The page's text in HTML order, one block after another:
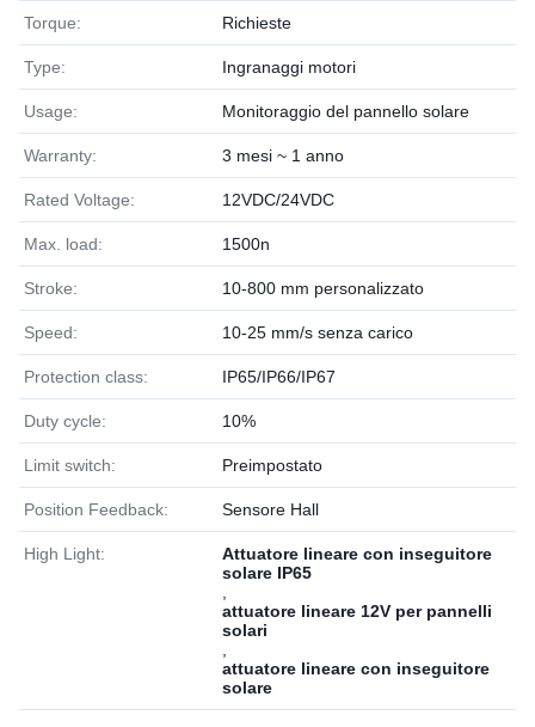
Torque: Richieste
Type: Ingranaggi motori
Usage: Monitoraggio del pannello solare
Warranty: 3 mesi ~ 1 anno
Rated Voltage: 12VDC/24VDC
Max. load: 1500n
Stroke: 10-800 mm personalizzato
Speed: 10-25 mm/s senza carico
Protection class: IP65/IP66/IP67
Duty cycle: 10%
Limit switch: Preimpostato
Position Feedback: Sensore Hall
High Light:
Attuatore lineare con inseguitore
solare IP65
attuatore lineare 12V per pannelli
solari
attuatore lineare con inseguitore
solare